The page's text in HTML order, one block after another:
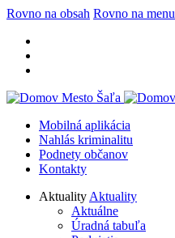
Rovno na obsah Rovno na menu
Mobilná aplikácia
Nahlás kriminalitu
Podnety občanov
Kontakty
Aktuality Aktuality
Aktuálne
Úradná tabuľa